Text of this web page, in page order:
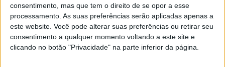
consentimento, mas que tem o direito de se opor a esse
processamento. As suas preferências serão aplicadas apenas a
este website. Você pode alterar suas preferências ou retirar seu
consentimento a qualquer momento voltando a este site e
clicando no botão "Privacidade" na parte inferior da página.
10Dossier Crime: As incríveis histórias de uma
superinspetora da PJ